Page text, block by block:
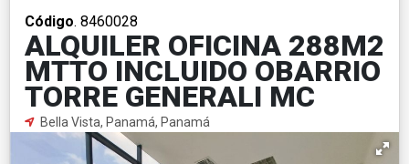
Código. 8460028
ALQUILER OFICINA 288M2
MTTO INCLUIDO OBARRIO
TORRE GENERALI MC
Bella Vista, Panamá, Panamá